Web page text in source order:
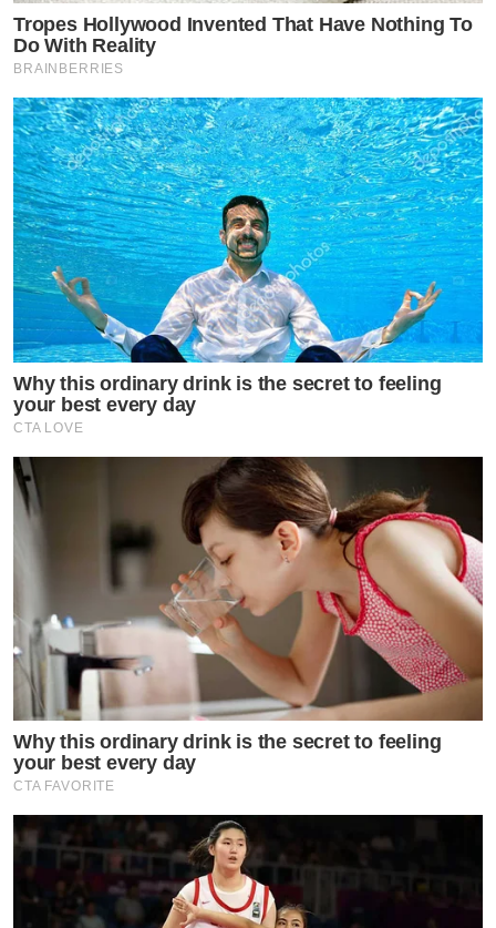
Tropes Hollywood Invented That Have Nothing To
Do With Reality
BRAINBERRIES
Why this ordinary drink is the secret to feeling
your best every day
CTA LOVE
Why this ordinary drink is the secret to feeling
your best every day
CTA FAVORITE